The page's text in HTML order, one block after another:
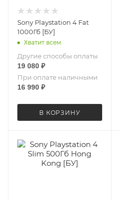
Sony Playstation 4 Fat
1000Гб [БУ]
Хватит всем
Другие способы оплаты
19 080 ₽
При оплате наличными
16 990 ₽
В КОРЗИНУ